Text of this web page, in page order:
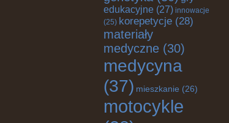
edukacyjne (27) innowacje
(25) korepetycje (28)
materiały
medyczne (30)
medycyna
(37) mieszkanie (26)
motocykle